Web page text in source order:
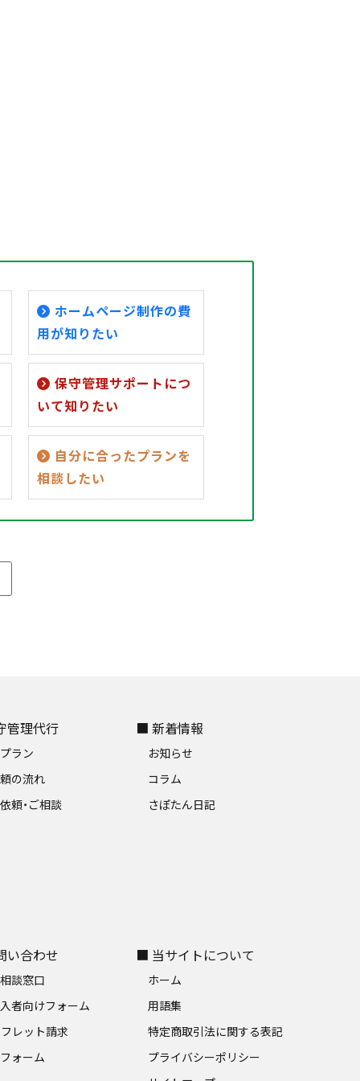
ホームページ制作の費
用が知りたい
保守管理サポートにつ
いて知りたい
自分に合ったプランを
相談したい
管理代行
ラン
の流れ
頼・ご相談
■ 新着情報
お知らせ
コラム
さぽたん日記
合わせ
談窓口
者向けフォーム
レット請求
ォーム
■ 当サイトについて
ホーム
用語集
特定商取引法に関する表記
プライバシーポリシー